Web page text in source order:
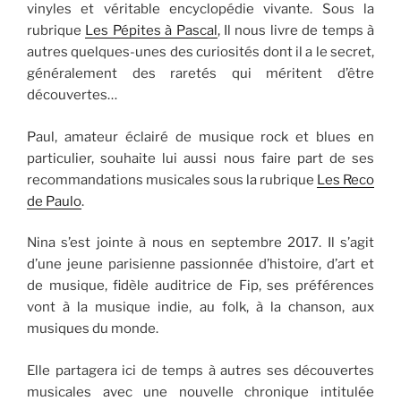
vinyles et véritable encyclopédie vivante. Sous la
rubrique Les Pépites à Pascal , Il nous livre de temps à
autres quelques-unes des curiosités dont il a le secret,
généralement des raretés qui méritent d’être
découvertes…
Paul, amateur éclairé de musique rock et blues en
particulier, souhaite lui aussi nous faire part de ses
recommandations musicales sous la rubrique Les Reco
de Paulo.
Nina s’est jointe à nous en septembre 2017. Il s’agit
d’une jeune parisienne passionnée d’histoire, d’art et
de musique, fidèle auditrice de Fip, ses préférences
vont à la musique indie, au folk, à la chanson, aux
musiques du monde.
Elle partagera ici de temps à autres ses découvertes
musicales avec une nouvelle chronique intitulée